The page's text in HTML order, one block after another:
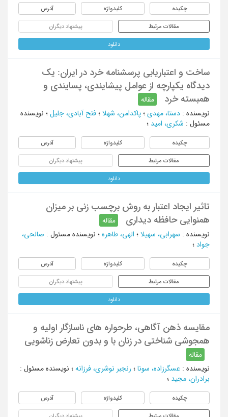
چکیده کلیدواژه آدرس
مقالات مرتبط پیشنهاد دیگران
دانلود
ساخت و اعتباریابی پرسشنامه خرد در ایران: یک
دیدگاه یکپارچه از عوامل پیشایندی، پسایندی و
همبسته خرد
مقاله
نویسنده : دستا، مهدی ؛ پاکدامن، شهلا ؛ فتح آبادی، جلیل ؛ نویسنده
مسئول : شکری، امید ؛
چکیده کلیدواژه آدرس
مقالات مرتبط پیشنهاد دیگران
دانلود
تاثیر ایجاد اعتبار به روش برچسب زنی بر میزان
همنوایی حافظه دیداری
مقاله
نویسنده : سهرابی، سهیلا ؛ الهی، طاهره ؛ نویسنده مسئول : صالحی،
جواد ؛
چکیده کلیدواژه آدرس
مقالات مرتبط پیشنهاد دیگران
دانلود
مقایسه ذهن آگاهی، طرحواره های ناسازگار اولیه و
همجوشی شناختی در زنان با و بدون تعارض زناشویی
مقاله
نویسنده : عسگرزاده، سونا ؛ رنجبر نوشری، فرزانه ؛ نویسنده مسئول :
برادران، مجید ؛
چکیده کلیدواژه آدرس
مقالات مرتبط پیشنهاد دیگران